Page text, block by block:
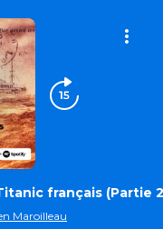
français (Partie
Maroilleau